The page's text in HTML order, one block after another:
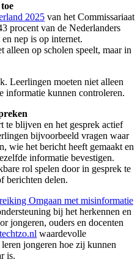
2025 van het Commissariaat
procent van de Nederlanders
nep is op internet.
alleen op scholen speelt, maar in
Leerlingen moeten niet alleen
informatie kunnen controleren.
te blijven en het gesprek actief
bijvoorbeeld vragen waar
wie het bericht heeft gemaakt en
informatie bevestigen.
rol spelen door in gesprek te
berichten delen.
Omgaan met misinformatie
bij het herkennen en
jongeren, ouders en docenten
waardevolle
jongeren hoe zij kunnen
is.